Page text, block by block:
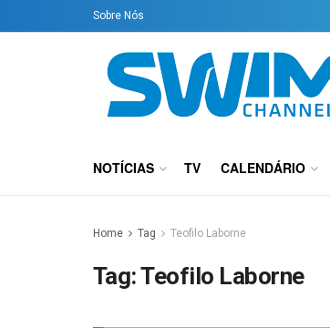
Sobre Nós
NOTÍCIAS TV CALENDÁRIO
Home Tag Teofilo Laborne
Tag:Teofilo Laborne